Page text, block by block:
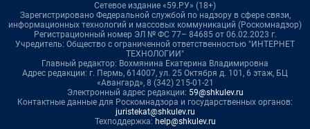
Сетевое издание «59.РУ» (18+)
Зарегистрировано Федеральной службой по надзору в сфере связи,
информационных технологий и массовых коммуникаций (Роскомнадзор)
Регистрационный номер ЭЛ № ФС 77– 84685 от 06.02.2023 г.
Учредитель: Общество с ограниченной ответственностью "ИНТЕРНЕТ
ТЕХНОЛОГИИ"
Главный редактор: Вохмянина Екатерина Владимировна
Адрес редакции: г. Пермь, 614007, ул. 25 Октября д. 101, 6 этаж, БЦ
«Авангард», 8 (342) 215-01-21
Электронный адрес редакции: 59@shkulev.ru
Контактные данные для Роскомнадзора и государственных органов:
juristekat@shkulev.ru
Техподдержка: help@shkulev.ru